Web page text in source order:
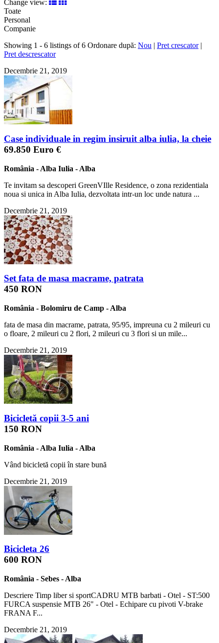
Change view:
Toate
Personal
Companie
Showing 1 - 6 listings of 6 Ordonare după: Nou | Pret crescator |
Pret descrescator
Decembrie 21, 2019
Case individuale in regim insiruit alba iulia, la cheie
69.850 Euro €
România - Alba Iulia - Alba
Te invitam sa descoperi GreenVIlle Residence, o zona rezidentiala
noua si unica in Alba Iulia, dezvoltata intr-un loc unde natura ...
Decembrie 21, 2019
Set fata de masa macrame, patrata
450 RON
România - Bolomiru de Camp - Alba
fata de masa din macrame, patrata, 95/95, impreuna cu 2 mileuri cu
o floare, 2 mileuri cu 2 flori, 2 mileuri cu 3 flori si un mile...
Decembrie 21, 2019
Bicicletă copii 3-5 ani
150 RON
România - Alba Iulia - Alba
Vând bicicletă copii în stare bună
Decembrie 21, 2019
Bicicleta 26
600 RON
România - Sebes - Alba
Descriere Timp liber si sportCADRU MTB barbati - Otel - ST:500
FURCA suspensie MTB 26" - Otel - Echipare cu pivoti V-brake
FRANA F...
Decembrie 21, 2019